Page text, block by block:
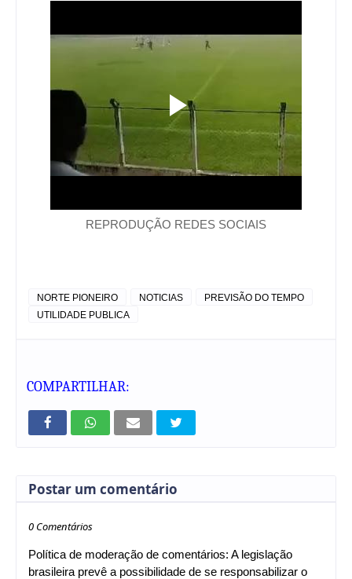
REPRODUÇÃO REDES SOCIAIS
NORTE PIONEIRO NOTICIAS
PREVISÃO DO TEMPO
UTILIDADE PUBLICA
COMPARTILHAR:
Postar um comentário
0 Comentários
Política de moderação de comentários: A legislação
brasileira prevê a possibilidade de se responsabilizar o